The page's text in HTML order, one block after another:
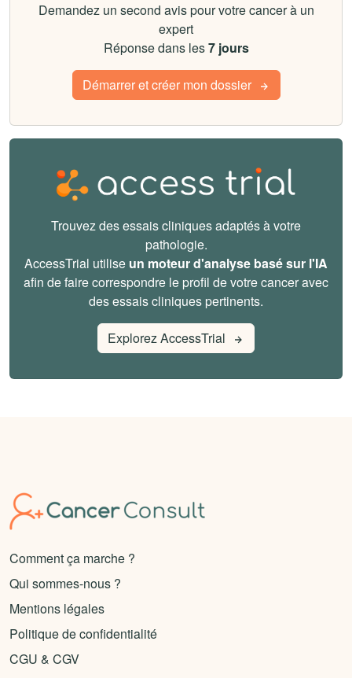
Demandez un second avis pour votre cancer à un
expert
Réponse dans les7 jours
Démarrer et créer mon dossier
Trouvez des essais cliniques adaptés à votre
pathologie.
AccessTrial utilise un moteur d'analyse basé sur l'IA
afin de faire correspondre le profil de votre cancer avec
des essais cliniques pertinents.
Explorez AccessTrial
Comment ça marche ?
Qui sommes-nous ?
Mentions légales
Politique de confidentialité
CGU & CGV